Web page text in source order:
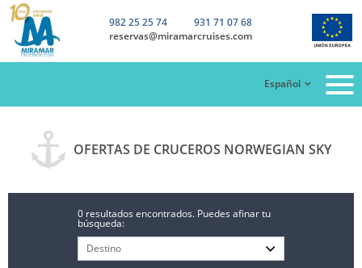
982 25 25 74
931 71 07 68
reservas@miramarcruises.com
Español
OFERTAS DE CRUCEROS NORWEGIAN SKY
0 resultados encontrados. Puedes afinar tu
búsqueda: